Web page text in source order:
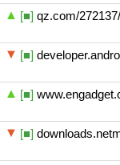
[■] qz.com/
[■]
[■]
[■]